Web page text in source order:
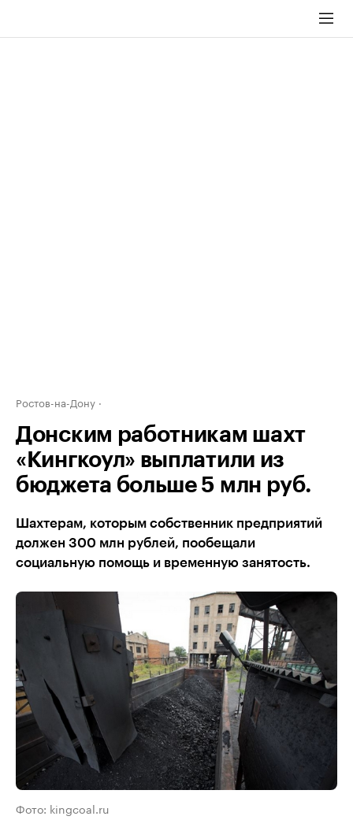
Ростов-на-Дону
Донским работникам шахт
«Кингкоул» выплатили из
бюджета больше 5 млн руб.
Шахтерам, которым собственник предприятий
должен 300 млн рублей, пообещали
социальную помощь и временную занятость.
Фото: kingcoal.ru